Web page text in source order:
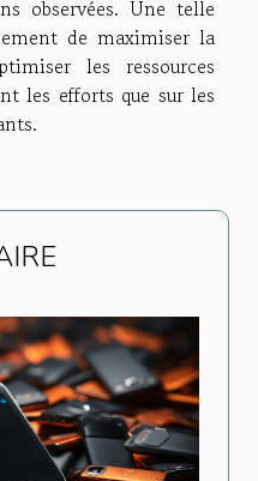
observées. Une telle
de maximiser la
les ressources
les efforts que sur les